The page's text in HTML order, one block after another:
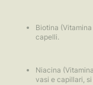
Biotina
capelli.
Niacina
vasi e capillari,